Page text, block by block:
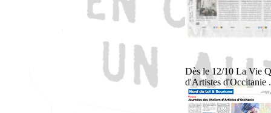
Dès le 12/10 La Vie
d'Artistes d'Occitanie .